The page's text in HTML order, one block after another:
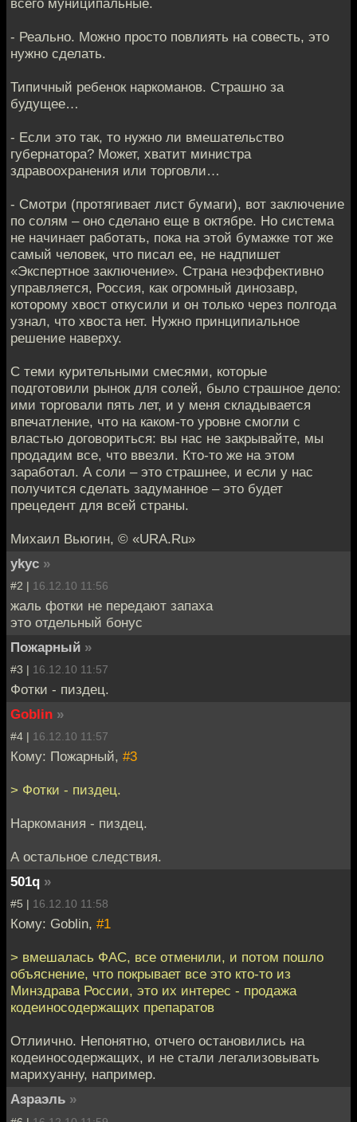
всего муниципальные.
- Реально. Можно просто повлиять на совесть, это
нужно сделать.
Типичный ребенок наркоманов. Страшно за
будущее…
- Если это так, то нужно ли вмешательство
губернатора? Может, хватит министра
здравоохранения или торговли…
- Смотри (протягивает лист бумаги), вот заключение
по солям – оно сделано еще в октябре. Но система
не начинает работать, пока на этой бумажке тот же
самый человек, что писал ее, не надпишет
«Экспертное заключение». Страна неэффективно
управляется, Россия, как огромный динозавр,
которому хвост откусили и он только через полгода
узнал, что хвоста нет. Нужно принципиальное
решение наверху.
С теми курительными смесями, которые
подготовили рынок для солей, было страшное дело:
ими торговали пять лет, и у меня складывается
впечатление, что на каком-то уровне смогли с
властью договориться: вы нас не закрывайте, мы
продадим все, что ввезли. Кто-то же на этом
заработал. А соли – это страшнее, и если у нас
получится сделать задуманное – это будет
прецедент для всей страны.
Михаил Вьюгин, © «URA.Ru»
ykyc »
#2 | 16.12.10 11:56
жаль фотки не передают запаха
это отдельный бонус
Пожарный »
#3 | 16.12.10 11:57
Фотки - пиздец.
Goblin »
#4 | 16.12.10 11:57
Кому: Пожарный, #3
> Фотки - пиздец.
Наркомания - пиздец.
А остальное следствия.
501q »
#5 | 16.12.10 11:58
Кому: Goblin, #1
> вмешалась ФАС, все отменили, и потом пошло
объяснение, что покрывает все это кто-то из
Минздрава России, это их интерес - продажа
кодеиносодержащих препаратов
Отлиично. Непонятно, отчего остановились на
кодеиносодержащих, и не стали легализовывать
марихуанну, например.
Азраэль »